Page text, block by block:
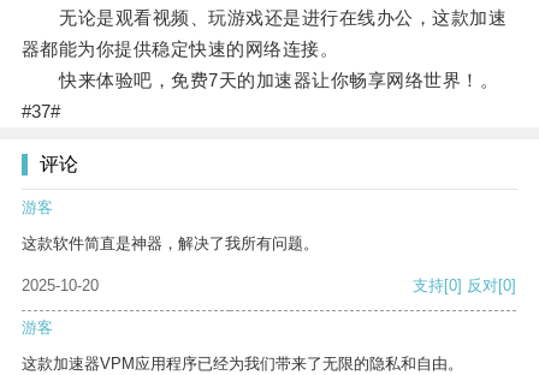
无论是观看视频、玩游戏还是进行在线办公，这款加速
器都能为你提供稳定快速的网络连接。
快来体验吧，免费7天的加速器让你畅享网络世界！。
#37#
评论
游客
这款软件简直是神器，解决了我所有问题。
2025-10-20 支持[0] 反对[0]
游客
这款加速器VPM应用程序已经为我们带来了无限的隐私和自由。